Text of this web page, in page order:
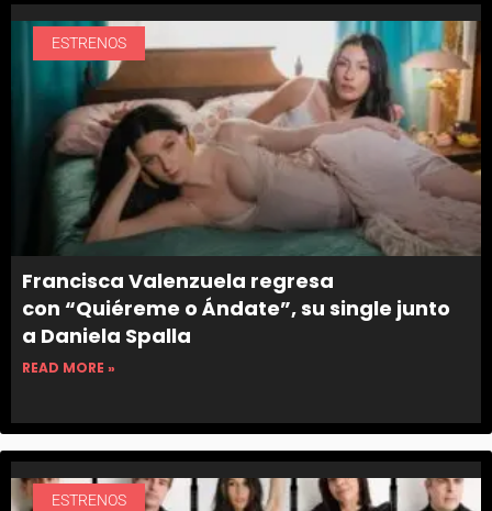
ESTRENOS
Francisca Valenzuela regresa
con “Quiéreme o Ándate”, su single junto
a Daniela Spalla
READ MORE »
ESTRENOS